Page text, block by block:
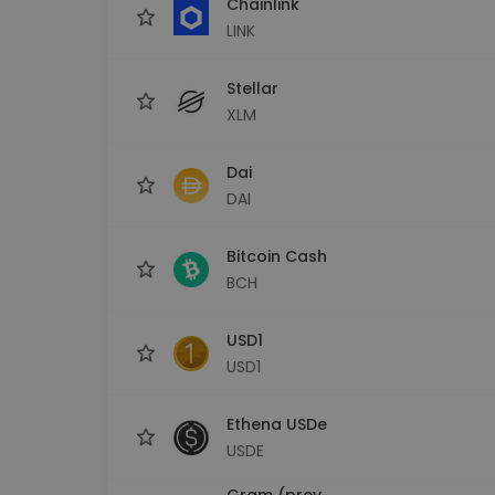
LINK
Stellar
XLM
Dai
DAI
Bitcoin Cash
BCH
USD1
USD1
Ethena USDe
USDE